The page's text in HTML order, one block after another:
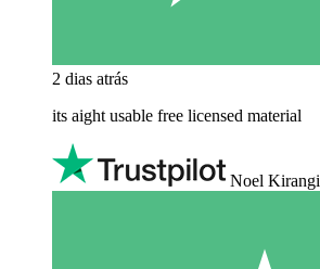
2 dias atrás
its aight usable free licensed material
Noel Kirangi